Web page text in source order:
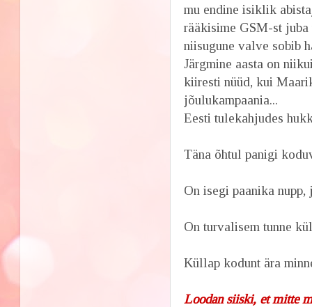
mu endine isiklik
rääkisime GSM-st juba
niisugune valve sobib
Järgmine aasta on
kiiresti nüüd, kui
jõulukampaania...
Eesti tulekahjudes
Täna õhtul panigi
On isegi paanika
On turvalisem tunne
Küllap kodunt ära
Loodan siiski, et mitte